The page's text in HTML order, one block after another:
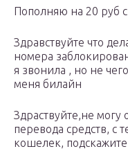
Пополняю на 20 руб
Здравствуйте что
номера
я звонила , но не
меня билайн
Здраствуйте,не
перевода средств, с
кошелек, подскажите